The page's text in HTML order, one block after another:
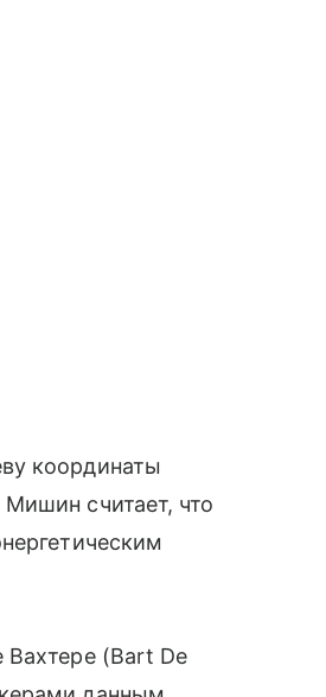
координаты
считает, что
Вахтере (Bart De